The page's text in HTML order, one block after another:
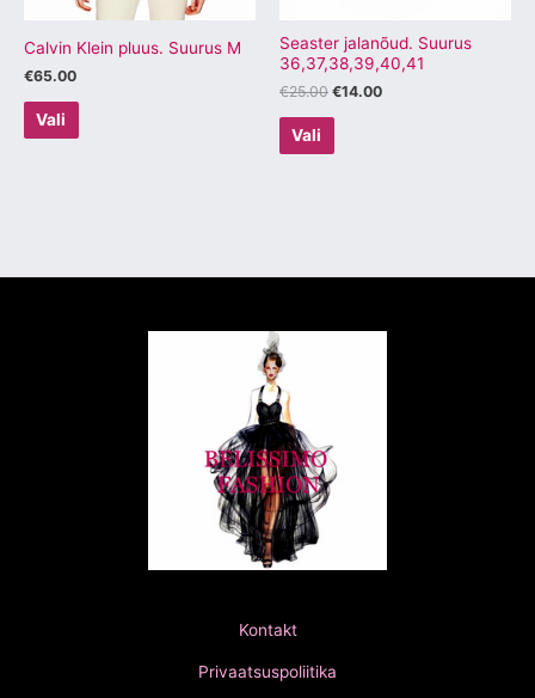
Calvin Klein pluus. Suurus M
€65.00
Vali
teha
tootelehel.
Seaster jalanõud. Suurus
36,37,38,39,40,41
€25.00 €14.00
Vali
tootelehel.
Kontakt
Privaatsuspoliitika